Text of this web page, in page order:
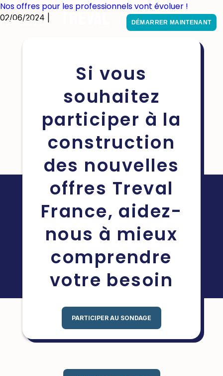
MENU DÉMARRER MAINTENANT
Nos offres pour les professionnels vont évoluer !
02/06/2024 |
Une étude auprès de +6000 clients est
en cours
Si vous
souhaitez
participer à la
construction
des nouvelles
offres Treval
France, aidez-
nous à mieux
comprendre
votre besoin
PARTICIPER AU SONDAGE